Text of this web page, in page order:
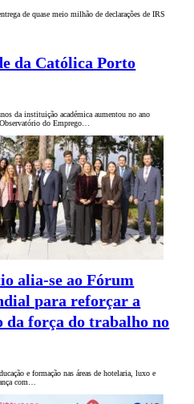
de quase meio milhão de declarações de IRS
da Católica Porto
da instituição académica aumentou no ano
do Emprego…
alia-se ao Fórum
para reforçar a
da força do trabalho no
e formação nas áreas de hotelaria, luxo e
com…